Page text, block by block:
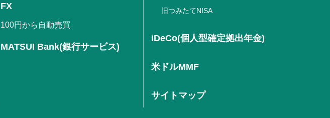
FX
100円から自動売買
MATSUI Bank(銀行サービス)
旧つみたてNISA
iDeCo(個人型確定拠出年金)
米ドルMMF
サイトマップ